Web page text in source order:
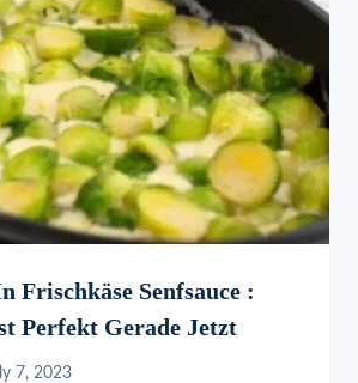
Frischkäse Senfsauce :
Perfekt Gerade Jetzt
7, 2023